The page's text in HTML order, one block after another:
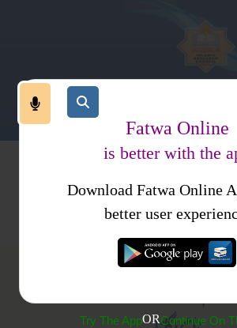
فتاوی اصحاب الحدیث جلد2
نام رکھتے وقت عبد کے ساتھ اللہ کا
Fatwa Online
is better with the
Download Fatwa Online
better user
Try The AppORContinue On